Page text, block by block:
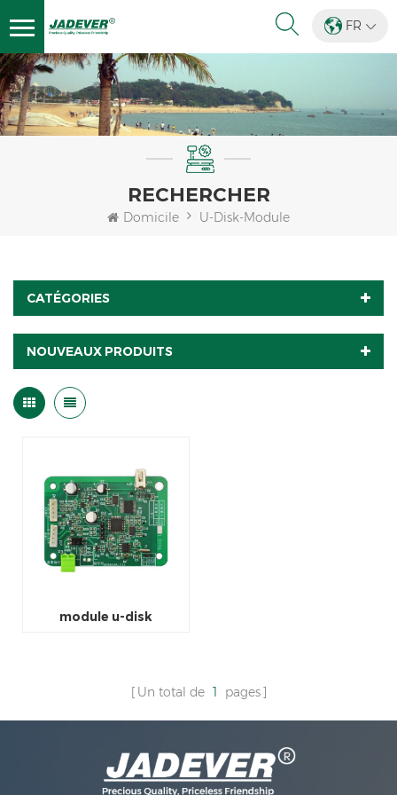
FR
RECHERCHER
Domicile U-Disk-Module
CATÉGORIES
NOUVEAUX PRODUITS
module u-disk
Un total de 1 pages